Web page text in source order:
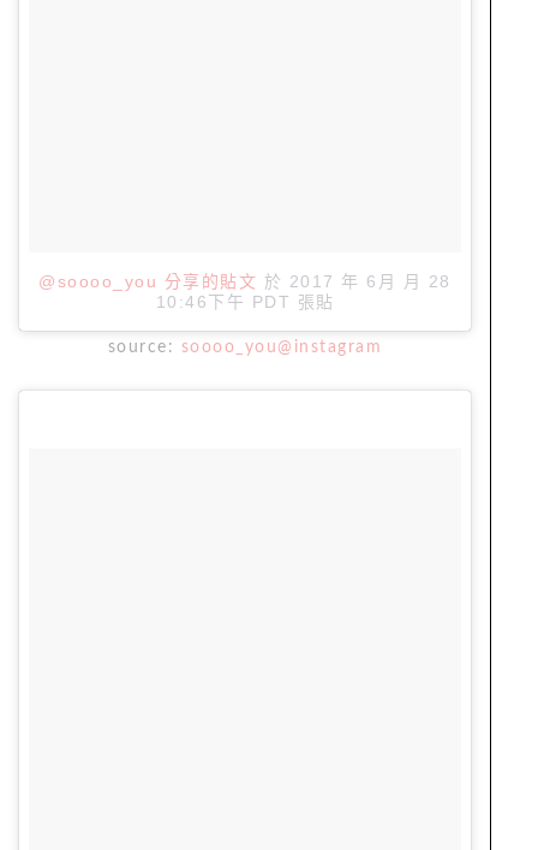
@soooo_you 分享的貼文 於 2017 年 6月 月 28
10:46下午 PDT 張貼
source: soooo_you@instagram